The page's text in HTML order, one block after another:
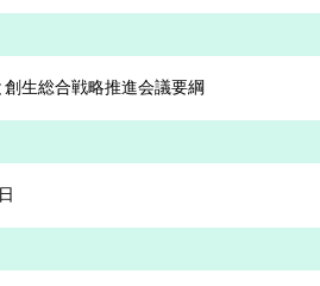
生総合戦略推進会議要綱